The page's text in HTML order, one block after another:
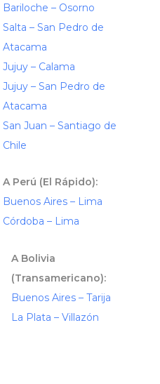
Bariloche – Osorno
Salta – San Pedro de
Atacama
Jujuy – Calama
Jujuy – San Pedro de
Atacama
San Juan – Santiago de
Chile
A Perú (El Rápido):
Buenos Aires – Lima
Córdoba – Lima
A Bolivia
(Transamericano):
Buenos Aires – Tarija
La Plata – Villazón